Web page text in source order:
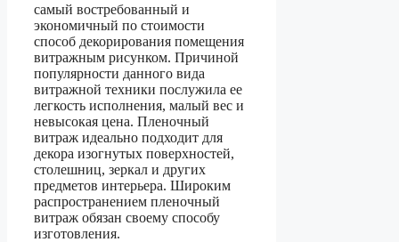
самый востребованный и
экономичный по стоимости
способ декорирования помещения
витражным рисунком. Причиной
популярности данного вида
витражной техники послужила ее
легкость исполнения, малый вес и
невысокая цена. Пленочный
витраж идеально подходит для
декора изогнутых поверхностей,
столешниц, зеркал и других
предметов интерьера. Широким
распространением пленочный
витраж обязан своему способу
изготовления.